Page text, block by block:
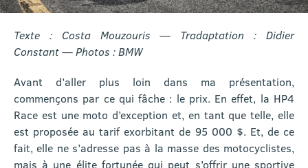
Texte : Costa Mouzouris — Tradaptation : Didier
Constant —Photos : BMW
Avant d’aller plus loin dans ma présentation,
commençons par ce qui fâche : le prix. En effet, la HP4
Race est une moto d’exception et, en tant que telle, elle
est proposée au tarif exorbitant de 95 000 $. Et, de ce
fait, elle ne s’adresse pas à la masse des motocyclistes,
mais à une élite fortunée qui peut s’offrir une sportive